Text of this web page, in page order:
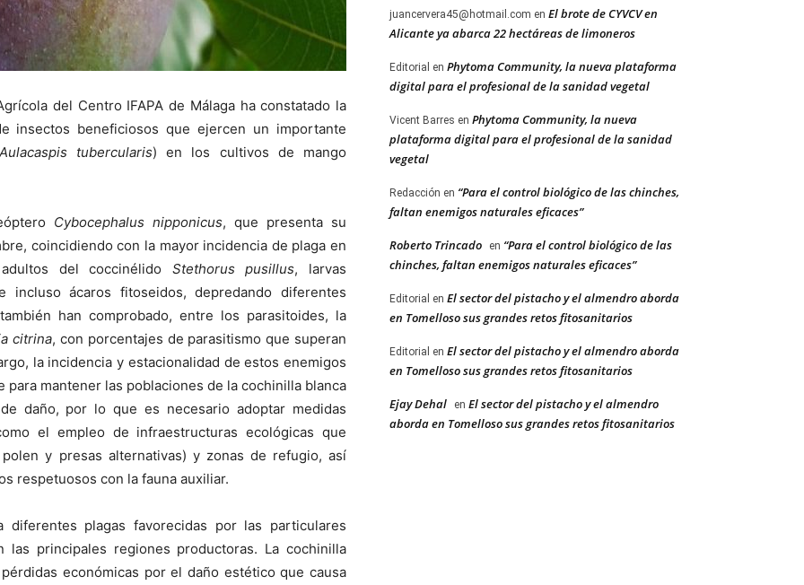
del Centro IFAPA de Málaga ha constatado la
insectos beneficiosos que ejercen un importante
tubercularis) en los cultivos de mango
Cybocephalus nipponicus, que presenta su
coincidiendo con la mayor incidencia de plaga en
del coccinélido Stethorus pusillus, larvas
incluso ácaros fitoseidos, depredando diferentes
han comprobado, entre los parasitoides, la
citrina, con porcentajes de parasitismo que superan
la incidencia y estacionalidad de estos enemigos
mantener las poblaciones de la cochinilla blanca
daño, por lo que es necesario adoptar medidas
el empleo de infraestructuras ecológicas que
y presas alternativas) y zonas de refugio, así
respetuosos con la fauna auxiliar.
plagas favorecidas por las particulares
principales regiones productoras. La cochinilla
económicas por el daño estético que causa
juancervera45@hotmail.com en El brote de CYVCV en
Alicante ya abarca 22 hectáreas de limoneros
Editorial en Phytoma Community, la nueva plataforma
digital para el profesional de la sanidad vegetal
Vicent Barres en Phytoma Community, la nueva
plataforma digital para el profesional de la sanidad
vegetal
Redacción en “Para el control biológico de las chinches,
faltan enemigos naturales eficaces”
Roberto Trincado en “Para el control biológico de las
chinches, faltan enemigos naturales eficaces”
Editorial en El sector del pistacho y el almendro aborda
en Tomelloso sus grandes retos fitosanitarios
Editorial en El sector del pistacho y el almendro aborda
en Tomelloso sus grandes retos fitosanitarios
Ejay Dehal en El sector del pistacho y el almendro
aborda en Tomelloso sus grandes retos fitosanitarios